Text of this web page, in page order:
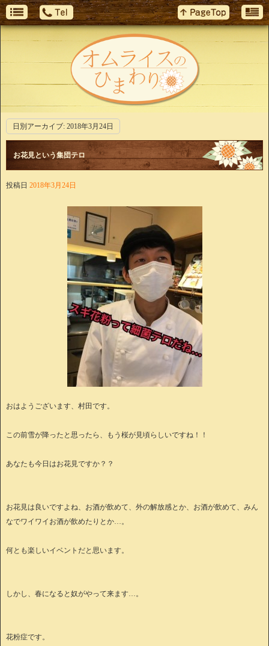
日別アーカイブ: 2018年3月24日
お花見という集団テロ
投稿日 2018年3月24日
おはようございます、村田です。
この前雪が降ったと思ったら、もう桜が見頃らしいですね！！
あなたも今日はお花見ですか？？
お花見は良いですよね、お酒が飲めて、外の解放感とか、お酒が飲めて、みん
なでワイワイお酒が飲めたりとか…。
何とも楽しいイベントだと思います。
しかし、春になると奴がやって来ます…。
花粉症です。